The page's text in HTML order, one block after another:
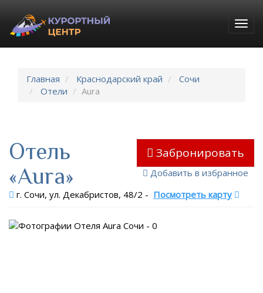
Главная Краснодарский край
Сочи
Отели
Aura
Забронировать
Добавить в избранное
Отель
«Aura»
г. Сочи, ул. Декабристов, 48/2 - Посмотреть карту